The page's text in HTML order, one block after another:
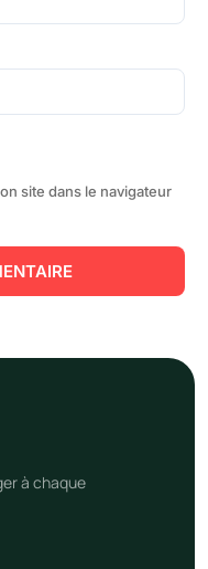
site dans le navigateur
à chaque